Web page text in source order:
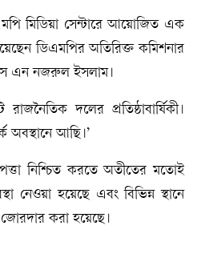
মিডিয়া সেন্টারে আয়োজিত এক
ডিএমপির অতিরিক্ত কমিশনার
এন নজরুল ইসলাম।
দলের প্রতিষ্ঠাবার্ষিকী।
অবস্থানে আছি।’
নিশ্চিত করতে অতীতের মতোই
নেওয়া হয়েছে এবং বিভিন্ন স্থানে
করা হয়েছে।